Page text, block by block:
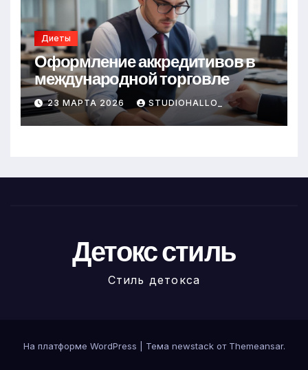
Диеты
Оформление аккредитивов в
международной торговле
23 МАРТА 2026 STUDIOHALLO_
Детокс стиль
Стиль детокса
На платформе WordPress Тема newstack от Themeansar.